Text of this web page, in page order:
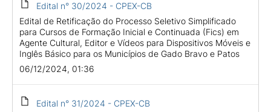
Edital n° 30/2024 - CPEX-CB
Edital de Retificação do Processo Seletivo Simplificado
para Cursos de Formação Inicial e Continuada (Fics) em
Agente Cultural, Editor e Vídeos para Dispositivos Móveis e
Inglês Básico para os Municípios de Gado Bravo e Patos
06/12/2024, 01:36
Edital n° 31/2024 - CPEX-CB